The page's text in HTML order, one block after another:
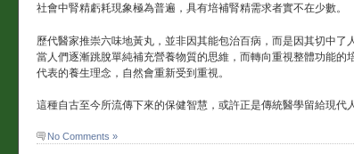
社會中腎精虧耗現象極為普遍，具有培補腎精需求者實不在少數。
歷代醫家推崇六味地黃丸，並非因其能包治百病，而是因其切中了
當人們逐漸跳脫單純補充營養物質的思維，而轉向重視整體功能的
代表的養生理念，自然會重新受到重視。
這種自古至今所流傳下來的保健智慧，或許正是傳統醫學留給現代
No Comments »